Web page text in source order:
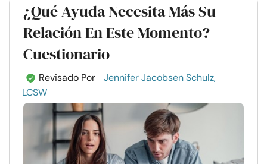
¿Qué Ayuda Necesita Más Su
Relación En Este Momento?
Cuestionario
Revisado Por
Jennifer Jacobsen Schulz,
LCSW